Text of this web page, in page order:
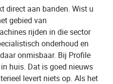
direct aan banden. Wist u
gebied van
rijden in die sector
onderhoud en
onmisbaar. Bij Profile
huis. Dat is goed nieuws
levert niets op. Als het